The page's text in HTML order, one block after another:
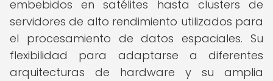
embebidos en satélites hasta clusters de
servidores de alto rendimiento utilizados para
el procesamiento de datos espaciales. Su
flexibilidad para adaptarse a diferentes
arquitecturas de hardware y su amplia